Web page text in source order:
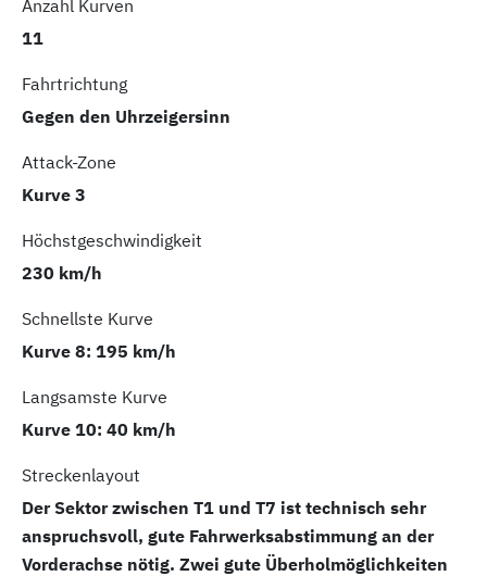
Anzahl Kurven
11
Fahrtrichtung
Gegen den Uhrzeigersinn
Attack-Zone
Kurve 3
Höchstgeschwindigkeit
230 km/h
Schnellste Kurve
Kurve 8: 195 km/h
Langsamste Kurve
Kurve 10: 40 km/h
Streckenlayout
Der Sektor zwischen T1 und T7 ist technisch sehr
anspruchsvoll, gute Fahrwerksabstimmung an der
Vorderachse nötig. Zwei gute Überholmöglichkeiten